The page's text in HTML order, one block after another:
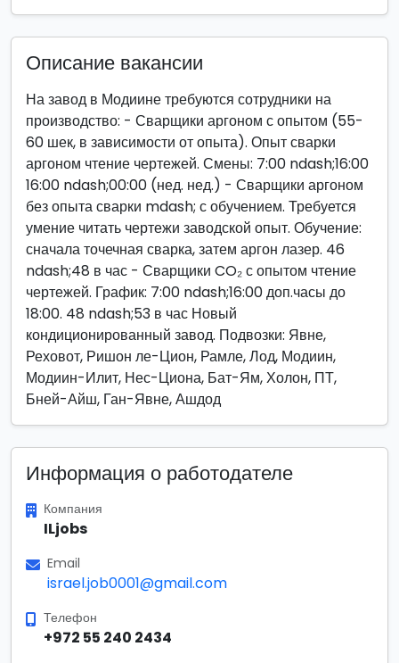
Описание вакансии
На завод в Модиине требуются сотрудники на
производство: - Сварщики аргоном с опытом (55-
60 шек, в зависимости от опыта). Опыт сварки
аргоном чтение чертежей. Смены: 7:00 ndash;16:00
16:00 ndash;00:00 (нед. нед.) - Сварщики аргоном
без опыта сварки mdash; с обучением. Требуется
умение читать чертежи заводской опыт. Обучение:
сначала точечная сварка, затем аргон лазер. 46
ndash;48 в час - Сварщики CO₂ с опытом чтение
чертежей. График: 7:00 ndash;16:00 доп.часы до
18:00. 48 ndash;53 в час Новый
кондиционированный завод. Подвозки: Явне,
Реховот, Ришон ле-Цион, Рамле, Лод, Модиин,
Модиин-Илит, Нес-Циона, Бат-Ям, Холон, ПТ,
Бней-Айш, Ган-Явне, Ашдод
Информация о работодателе
Компания
ILjobs
Email
israel.job0001@gmail.com
Телефон
+972 55 240 2434